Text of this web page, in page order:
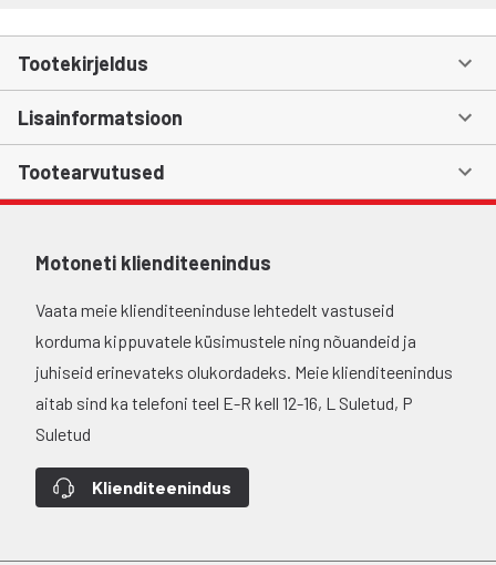
Tootekirjeldus
Lisainformatsioon
Tootearvutused
Motoneti klienditeenindus
Vaata meie klienditeeninduse lehtedelt vastuseid
korduma kippuvatele küsimustele ning nõuandeid ja
juhiseid erinevateks olukordadeks. Meie klienditeenindus
aitab sind ka telefoni teel E-R kell 12-16, L Suletud, P
Suletud
Klienditeenindus